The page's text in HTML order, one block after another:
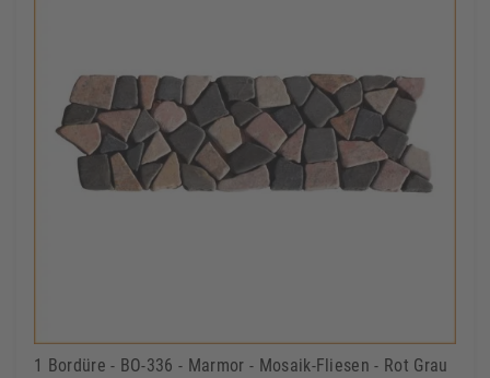
1 Bordüre - BO-336 - Marmor - Mosaik-Fliesen - Rot Grau